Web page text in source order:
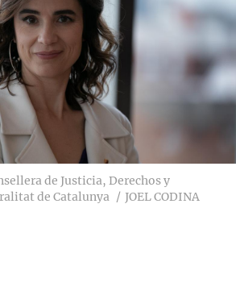
de Justicia, Derechos y
de Catalunya
JOEL CODINA